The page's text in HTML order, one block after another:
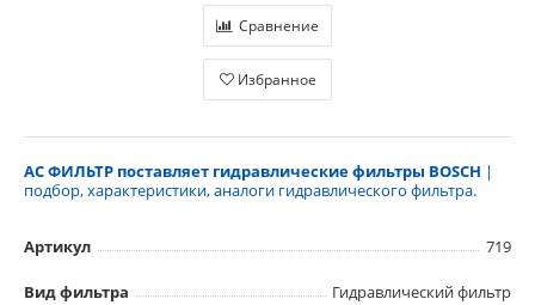
Сравнение
Избранное
АС ФИЛЬТР поставляет гидравлические фильтры BOSCH |
подбор, характеристики, аналоги гидравлического фильтра.
Артикул 719
Вид фильтра Гидравлический фильтр